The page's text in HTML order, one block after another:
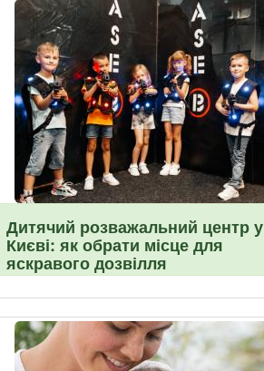
Дитячий розважальний центр у
Києві: як обрати місце для
яскравого дозвілля